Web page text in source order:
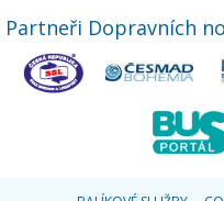
Partneři Dopravních